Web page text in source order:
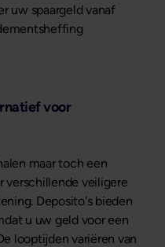
uw spaargeld vanaf
voor
maar toch een
verschillende veiligere
Deposito's bieden
u uw geld voor een
looptijden variëren van